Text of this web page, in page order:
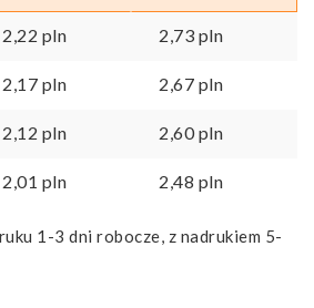
2,22 pln 2,73 pln
2,17 pln 2,67 pln
2,12 pln 2,60pln
2,01 pln 2,48 pln
1-3 dni robocze, z nadrukiem 5-